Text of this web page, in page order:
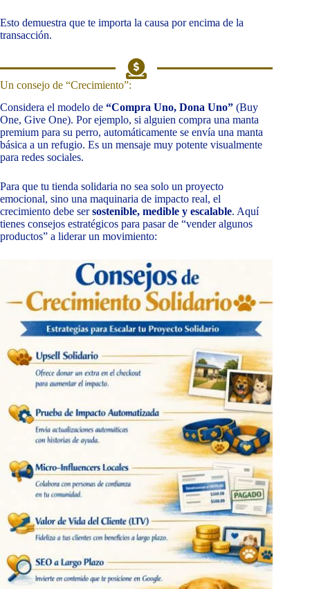
Esto demuestra que te importa la causa por encima de la
transacción.
Un consejo de “Crecimiento”:
Considera el modelo de “Compra Uno, Dona Uno” (Buy
One, Give One). Por ejemplo, si alguien compra una manta
premium para su perro, automáticamente se envía una manta
básica a un refugio. Es un mensaje muy potente visualmente
para redes sociales.
Para que tu tienda solidaria no sea solo un proyecto
emocional, sino una maquinaria de impacto real, el
crecimiento debe sersostenible, medible y escalable. Aquí
tienes consejos estratégicos para pasar de “vender algunos
productos” a liderar un movimiento: